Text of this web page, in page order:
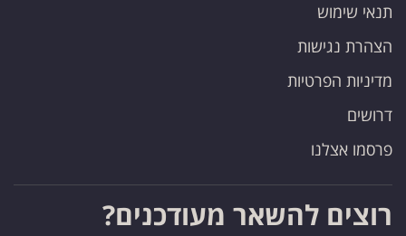
תנאי שימוש
הצהרת נגישות
מדיניות הפרטיות
דרושים
פרסמו אצלנו
רוצים להשאר מעודכנים?